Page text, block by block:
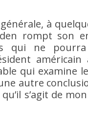
à
rompt son
qui ne
américain
qui examine
autre
s’agit de